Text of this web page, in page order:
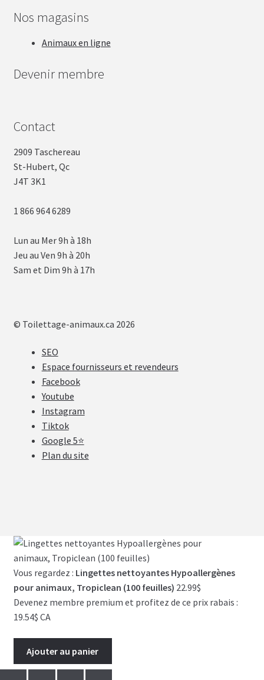
Nos magasins
Animaux en ligne
Devenir membre
Contact
2909 Taschereau
St-Hubert, Qc
J4T 3K1
1 866 964 6289
Lun au Mer 9h à 18h
Jeu au Ven 9h à 20h
Sam et Dim 9h à 17h
© Toilettage-animaux.ca 2026
SEO
Espace fournisseurs et revendeurs
Facebook
Youtube
Instagram
Tiktok
Google 5⭐
Plan du site
Vous regardez : Lingettes nettoyantes Hypoallergènes
pour animaux, Tropiclean (100 feuilles) 22.99$
Devenez membre premium et profitez de ce prix rabais :
19.54$ CA
Ajouter au panier